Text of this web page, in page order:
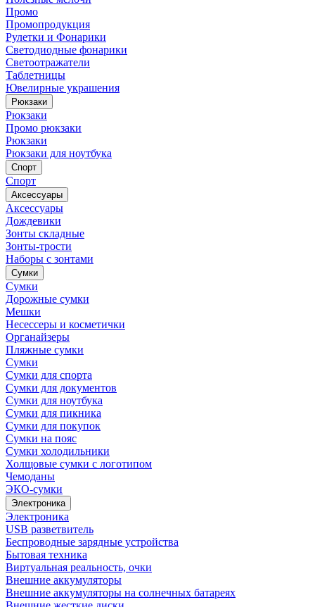
Промо
Промопродукция
Рулетки и Фонарики
Светодиодные фонарики
Светоотражатели
Таблетницы
Ювелирные украшения
Рюкзаки
Рюкзаки
Промо рюкзаки
Рюкзаки
Рюкзаки для ноутбука
Спорт
Спорт
Аксессуары
Аксессуары
Дождевики
Зонты складные
Зонты-трости
Наборы с зонтами
Сумки
Сумки
Дорожные сумки
Мешки
Несессеры и косметички
Органайзеры
Пляжные сумки
Сумки
Сумки для спорта
Сумки для документов
Сумки для ноутбука
Сумки для пикника
Сумки для покупок
Сумки на пояс
Сумки холодильники
Холщовые сумки с логотипом
Чемоданы
ЭКО-сумки
Электроника
Электроника
USB разветвитель
Беспроводные зарядные устройства
Бытовая техника
Виртуальная реальность, очки
Внешние аккумуляторы
Внешние аккумуляторы на солнечных батареях